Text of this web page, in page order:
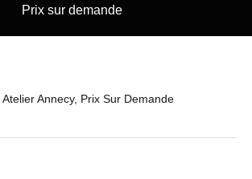
Prix sur demande
Atelier Annecy, Prix Sur Demande